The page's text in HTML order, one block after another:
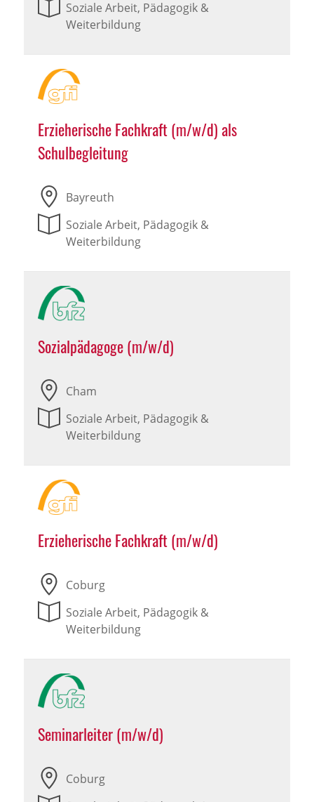
Soziale Arbeit, Pädagogik &
Weiterbildung
Erzieherische Fachkraft (m/w/d) als
Schulbegleitung
Bayreuth
Soziale Arbeit, Pädagogik &
Weiterbildung
Sozialpädagoge (m/w/d)
Cham
Soziale Arbeit, Pädagogik &
Weiterbildung
Erzieherische Fachkraft (m/w/d)
Coburg
Soziale Arbeit, Pädagogik &
Weiterbildung
Seminarleiter (m/w/d)
Coburg